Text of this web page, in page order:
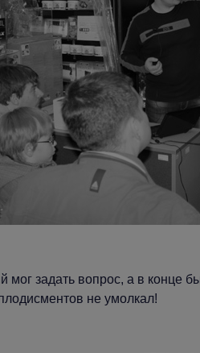
задать вопрос, а в конце
не умолкал!